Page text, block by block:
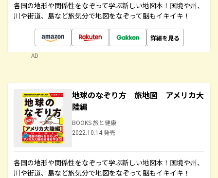
各国の地形や関係性をなぞって学ぶ新しい地図本！国境や州、
川や街道、島など旅気分で地図をなぞって脳もイキイキ！
詳細を見る
AD
地球のなぞり方 旅地図 アメリカ大
陸編
BOOKS 旅と健康
2022.10.14 発売
各国の地形や関係性をなぞって学ぶ新しい地図本！国境や州、
川や街道、島など旅気分で地図をなぞって脳もイキイキ！